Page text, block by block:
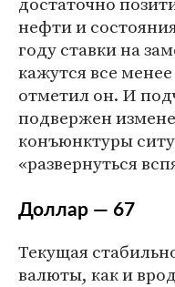
нефти и
году ставки на
кажутся все
отметил он. И
подвержен
конъюнктуры
«развернуться
Доллар — 67
Текущая
валюты, как и